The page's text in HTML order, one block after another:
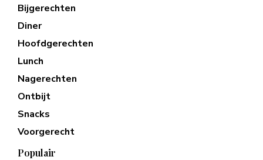
Bijgerechten
Diner
Hoofdgerechten
Lunch
Nagerechten
Ontbijt
Snacks
Voorgerecht
Populair